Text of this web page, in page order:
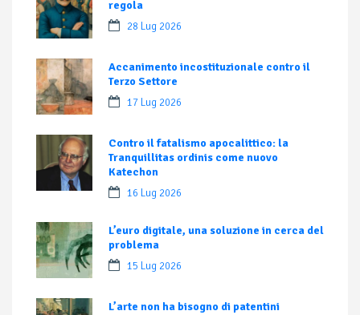
regola
28 Lug 2026
Accanimento incostituzionale contro il
Terzo Settore
17 Lug 2026
Contro il fatalismo apocalittico: la
Tranquillitas ordinis come nuovo
Katechon
16 Lug 2026
L’euro digitale, una soluzione in cerca del
problema
15 Lug 2026
L’arte non ha bisogno di patentini